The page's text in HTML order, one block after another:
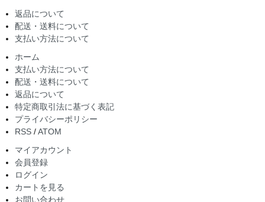
返品について
配送・送料について
支払い方法について
ホーム
支払い方法について
配送・送料について
返品について
特定商取引法に基づく表記
プライバシーポリシー
RSS /ATOM
マイアカウント
会員登録
ログイン
カートを見る
お問い合わせ